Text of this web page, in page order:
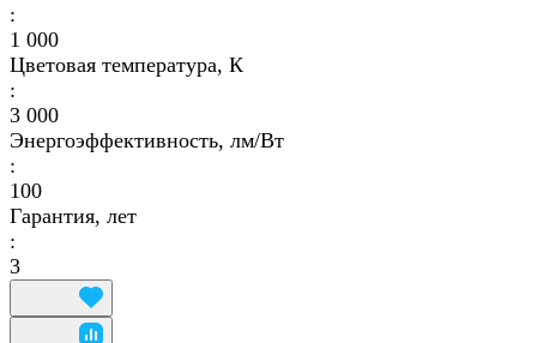
:
1 000
Цветовая температура, К
:
3 000
Энергоэффективность, лм/Вт
:
100
Гарантия, лет
:
3